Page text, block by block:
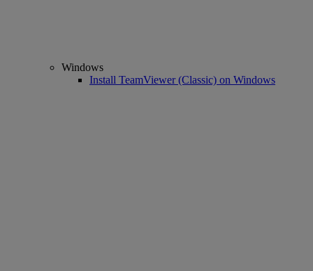
Windows
Install TeamViewer (Classic) on Windows